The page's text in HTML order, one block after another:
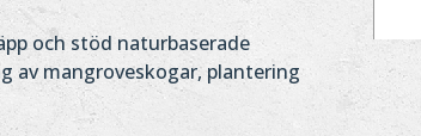
och stöd naturbaserade
av mangroveskogar, plantering